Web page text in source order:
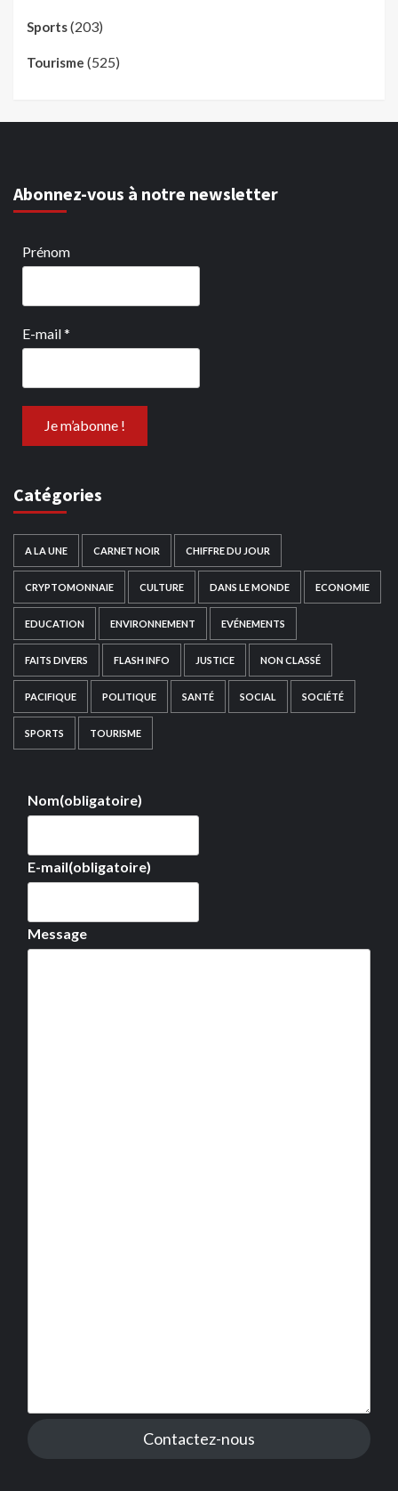
Sports(203)
Tourisme (525)
Abonnez-vous à notre newsletter
Prénom
E-mail*
Catégories
A LA UNE CARNET NOIR CHIFFRE DU JOUR
CRYPTOMONNAIE CULTURE DANS LE MONDE ECONOMIE
EDUCATION ENVIRONNEMENT EVÉNEMENTS
FAITS DIVERS FLASH INFO JUSTICE NON CLASSÉ
PACIFIQUE POLITIQUE SANTÉ SOCIAL SOCIÉTÉ
SPORTS TOURISME
Nom(obligatoire)
E-mail(obligatoire)
Message
Contactez-nous